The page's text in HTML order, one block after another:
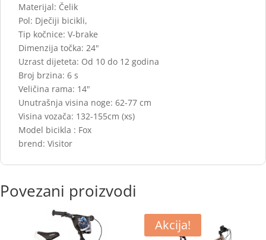
Materijal: Čelik
Pol: Dječiji bicikli,
Tip kočnice: V-brake
Dimenzija točka: 24"
Uzrast dijeteta: Od 10 do 12 godina
Broj brzina: 6 s
Veličina rama: 14"
Unutrašnja visina noge: 62-77 cm
Visina vozača: 132-155cm (xs)
Model bicikla : Fox
brend: Visitor
Povezani proizvodi
Akcija!